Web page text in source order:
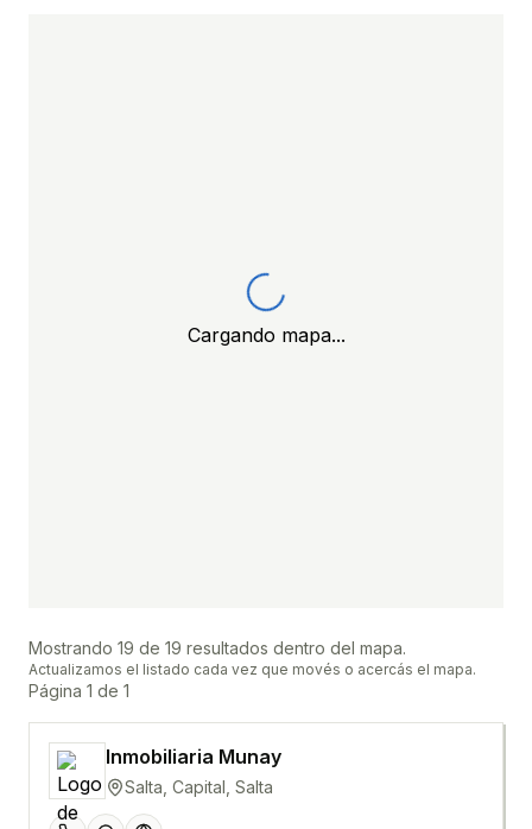
Cargando mapa...
Mostrando 19 de 19 resultados dentro del mapa.
Actualizamos el listado cada vez que movés o acercás el mapa.
Página 1 de 1
Inmobiliaria Munay
Salta, Capital, Salta